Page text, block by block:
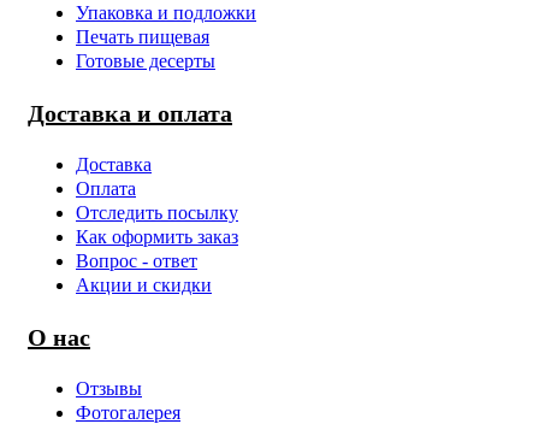
Упаковка и подложки
Печать пищевая
Готовые десерты
Доставка и оплата
Доставка
Оплата
Отследить посылку
Как оформить заказ
Вопрос - ответ
Акции и скидки
О нас
Отзывы
Фотогалерея